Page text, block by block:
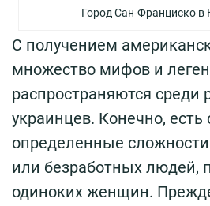
Город Сан-Франциско в
С получением
множество мифов и
распространяются среди
украинцев. Конечно, есть
определенные сложности
или безработных людей,
одиноких женщин.